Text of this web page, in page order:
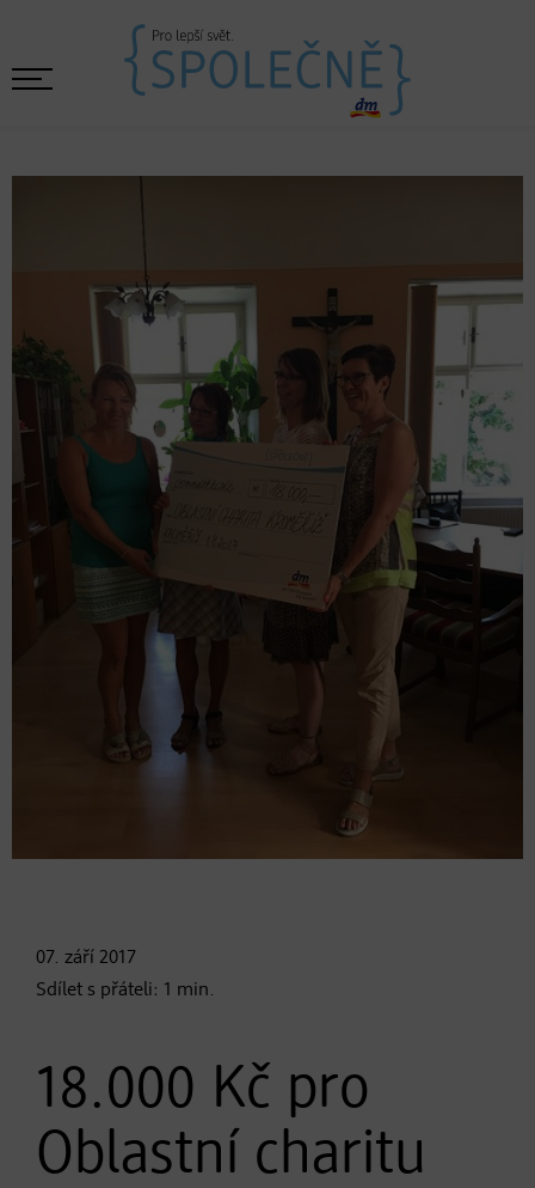
07. září 2017
Sdílet s přáteli: 1 min.
18.000 Kč pro
Oblastní charitu